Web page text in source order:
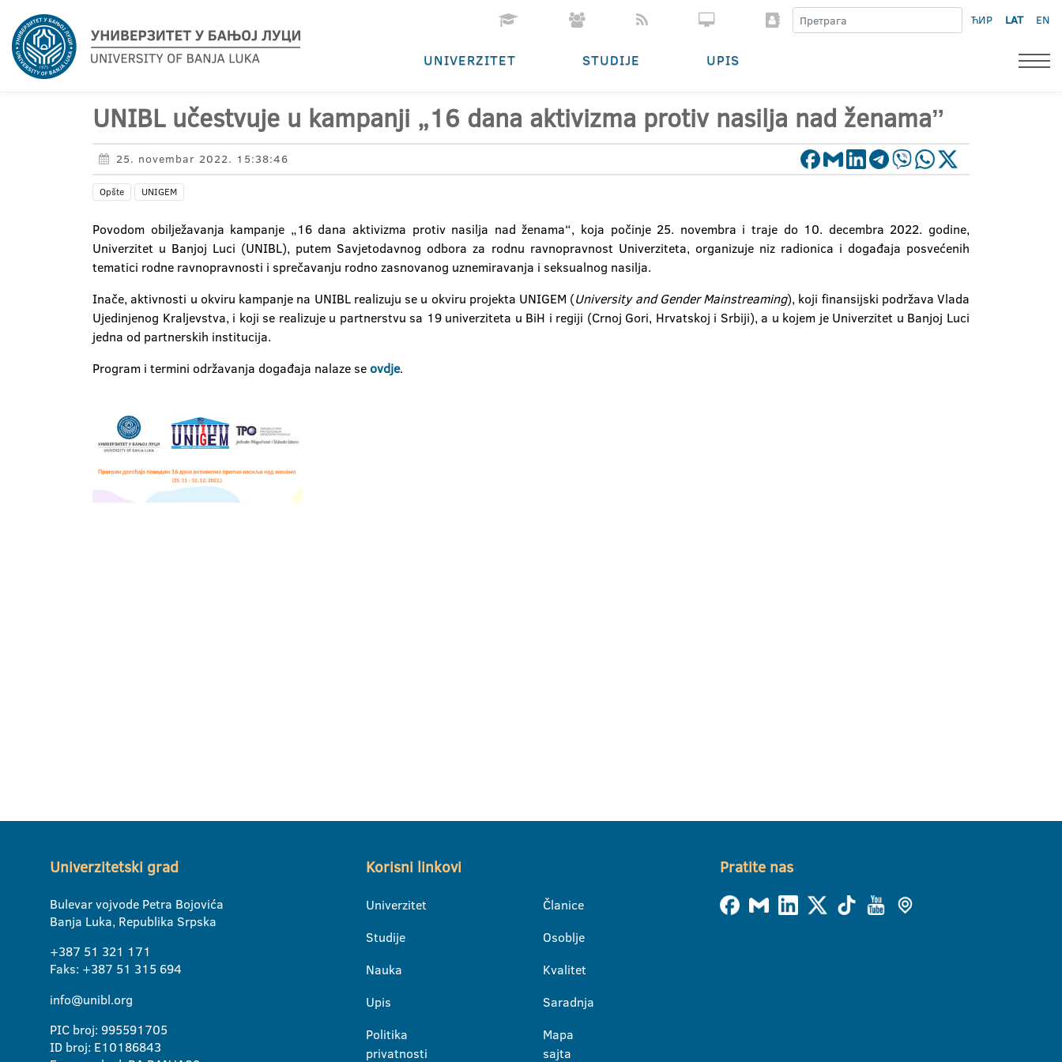
ЋИР LAT EN
UNIVERZITET STUDIJE UPIS
UNIBL učestvuje u kampanji „16 dana aktivizma protiv nasilja nad ženamaˮ
25. novembar 2022. 15:38:46
Opšte UNIGEM
Povodom obilježavanja kampanje „16 dana aktivizma protiv nasilja nad ženama“, koja počinje 25. novembra i traje do 10. decembra 2022. godine,
Univerzitet u Banjoj Luci (UNIBL), putem Savjetodavnog odbora za rodnu ravnopravnost Univerziteta, organizuje niz radionica i događaja posvećenih
tematici rodne ravnopravnosti i sprečavanju rodno zasnovanog uznemiravanja i seksualnog nasilja.
Inače, aktivnosti u okviru kampanje na UNIBL realizuju se u okviru projekta UNIGEM (University and Gender Mainstreaming), koji finansijski podržava Vlada
Ujedinjenog Kraljevstva, i koji se realizuje u partnerstvu sa 19 univerziteta u BiH i regiji (Crnoj Gori, Hrvatskoj i Srbiji), a u kojem je Univerzitet u Banjoj Luci
jedna od partnerskih institucija.
Program i termini održavanja događaja nalaze se ovdje.
Univerzitetski grad
Bulevar vojvode Petra Bojovića
Banja Luka, Republika Srpska
+387 51 321 171
Faks: +387 51 315 694
info@unibl.org
PIC broj: 995591705
ID broj: E10186843
Korisni linkovi
Univerzitet
Studije
Nauka
Upis
Politika
privatnosti
Članice
Osoblje
Kvalitet
Saradnja
Mapa
sajta
Pratite nas